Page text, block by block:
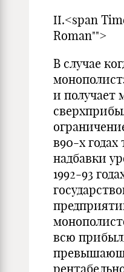
II.<span
Roman"">
В случае
и получает
в90-х годах
надбавки
1992-93
всю